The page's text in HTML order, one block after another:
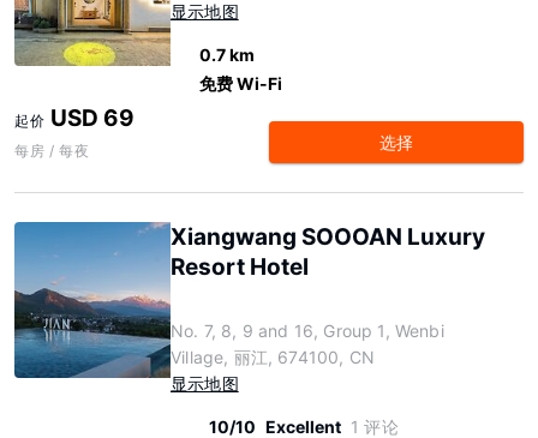
显示地图
0.7 km
免费 Wi-Fi
起价 USD 69
每房 / 每夜 选择
Xiangwang SOOOAN Luxury
Resort Hotel
No. 7, 8, 9 and 16, Group 1, Wenbi
Village, 丽江, 674100, CN
显示地图
10/10 Excellent 1 评论